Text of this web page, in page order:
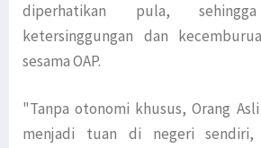
diperhatikan pula,
ketersinggungan dan
sesama OAP.
"Tanpa otonomi khusus, Orang
menjadi tuan di negeri sendiri,